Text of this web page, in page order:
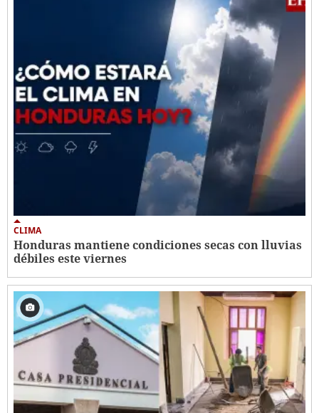
CLIMA
Honduras mantiene condiciones secas con lluvias
débiles este viernes